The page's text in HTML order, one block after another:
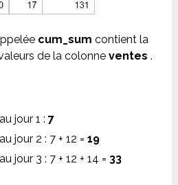
cum_sum contient la
de la colonneventes .
jour 1 : 7
jour 2 : 7 + 12 = 19
jour 3 : 7 + 12 + 14 = 33